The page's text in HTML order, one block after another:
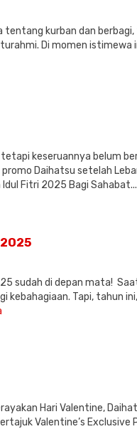
tentang kurban dan
Di momen istimewa
keseruannya belum
Daihatsu setelah
Fitri 2025 Bagi Sahabat...
sudah di depan mata!
Tapi, tahun
Hari Valentine,
Valentine’s Exclusive